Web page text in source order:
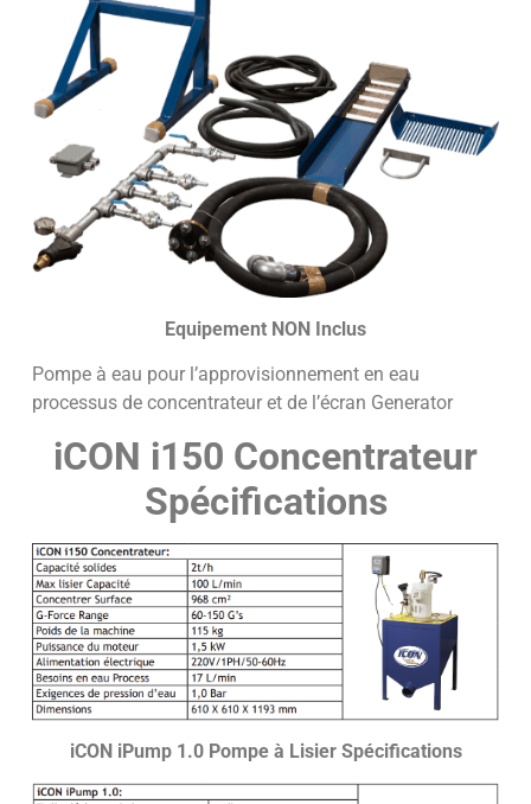
Equipement NON Inclus
Pompe à eau pour l’approvisionnement en eau
processus de concentrateur et de l’écran Generator
iCON i150 Concentrateur
Spécifications
iCON iPump 1.0 Pompe à Lisier Spécifications